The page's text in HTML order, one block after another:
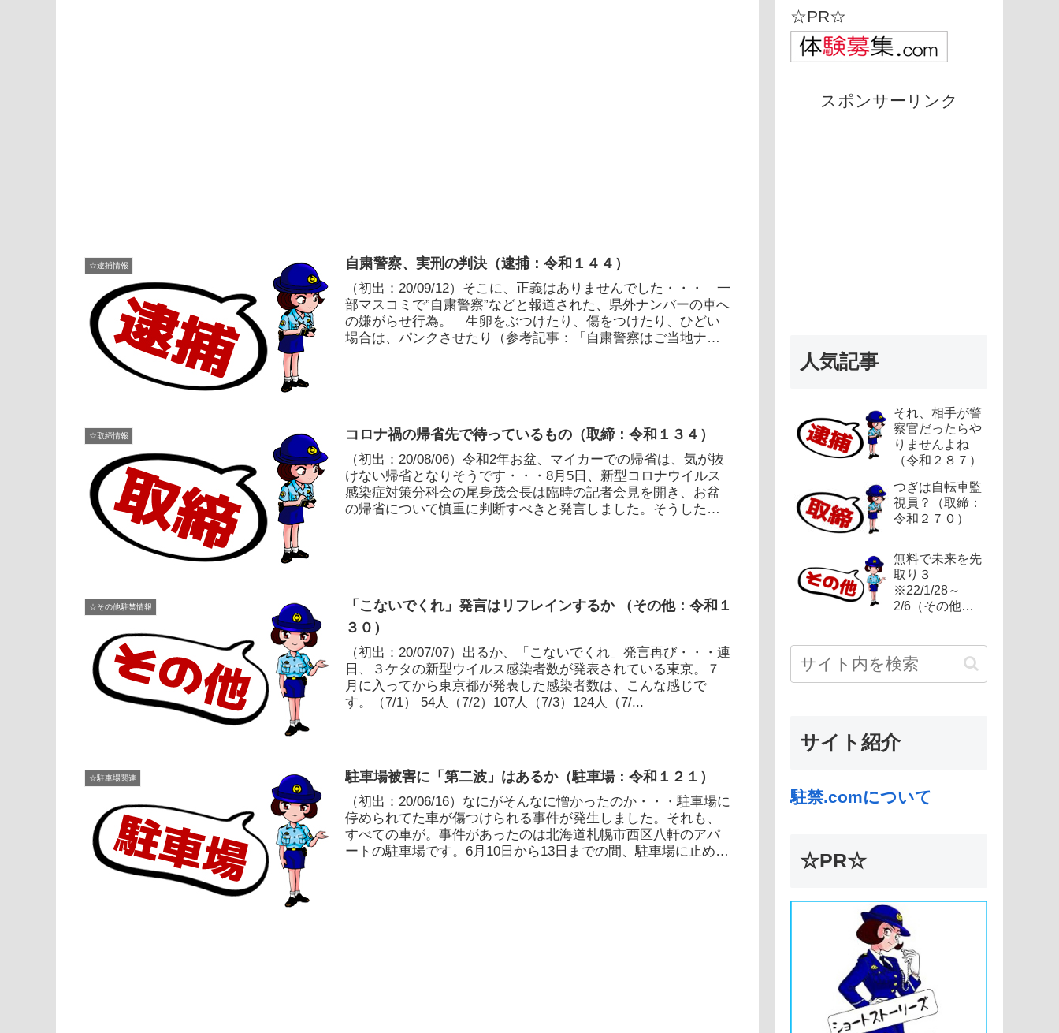
☆逮捕情報 自粛警察、実刑の判決（逮捕：令和１４４）
（初出：20/09/12）そこに、正義はありませんでした・・・ 一
部マスコミで”自粛警察”などと報道された、県外ナンバーの車へ
の嫌がらせ行為。 生卵をぶつけたり、傷をつけたり、ひどい
場合は、パンクさせたり（参考記事：「自粛警察はご当地ナン
☆取締情報 コロナ禍の帰省先で待っているもの（取締：令和１３４）
（初出：20/08/06）令和2年お盆、マイカーでの帰省は、気が抜
けない帰省となりそうです・・・8月5日、新型コロナウイルス
感染症対策分科会の尾身茂会長は臨時の記者会見を開き、お盆
の帰省について慎重に判断すべきと発言しました。そうした対
☆その他駐禁情報
「こないでくれ」発言はリフレインするか （その他：令和１
３０）
（初出：20/07/07）出るか、「こないでくれ」発言再び・・・連
日、３ケタの新型ウイルス感染者数が発表されている東京。７
月に入ってから東京都が発表した感染者数は、こんな感じで
す。（7/1） 54人（7/2）107人（7/3）124人（7/...
☆駐車場関連 駐車場被害に「第二波」はあるか（駐車場：令和１２１）
（初出：20/06/16）なにがそんなに憎かったのか・・・駐車場に
停められてた車が傷つけられる事件が発生しました。それも、
すべての車が。事件があったのは北海道札幌市西区八軒のアパ
ートの駐車場です。6月10日から13日までの間、駐車場に止め
☆PR☆
スポンサーリンク
人気記事
それ、相手が警
察官だったらや
りませんよね
（令和２８７）
つぎは自転車監
視員？（取締：
令和２７０）
無料で未来を先
取り３
※22/1/28～
2/6（その他：
サイト紹介
駐禁.comについて
☆PR☆